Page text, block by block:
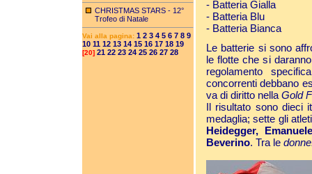
CHRISTMAS STARS - 12°
Trofeo di Natale
Vai alla pagina: 1 2 3 4 5 6 7 8 9
10 11 12 13 14 15 16 17 18 19
[20] 21 22 23 24 25 26 27 28
- Batteria Gialla
- Batteria Blu
- Batteria Bianca
Le batterie si sono
le flotte che si
regolamento
concorrenti debbano
va di diritto nella Gold
Il risultato sono dieci
medaglia; sette gli
Heidegger,
Beverino. Tra le